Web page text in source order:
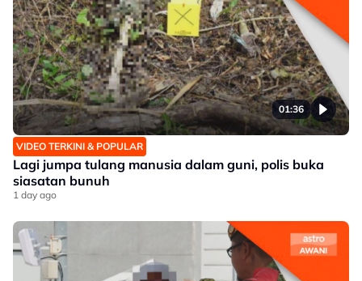
01:36
VIDEO TERKINI & POPULAR
Lagi jumpa tulang manusia dalam guni, polis buka
siasatan bunuh
1 day ago